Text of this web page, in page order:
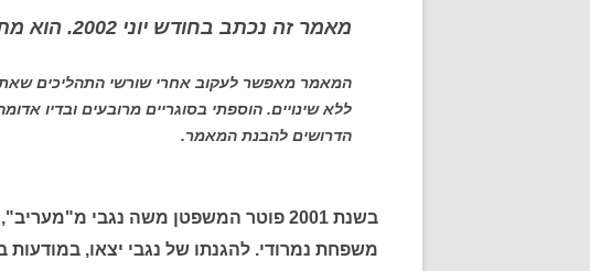
מאמר זה נכתב בחודש יוני 2002. הוא מתפרסם כאן לרגל פטירת מחברו.
המאמר מאפשר לעקוב אחרי שורשי התהליכים שאת
ללא שינויים. הוספתי בסוגריים מרובעים ובדיו
הדרושים להבנת המאמר.
בשנת 2001 פוטר המשפטן משה נגבי
משפחת נמרודי. להגנתו של נגבי יצאו, במודעות